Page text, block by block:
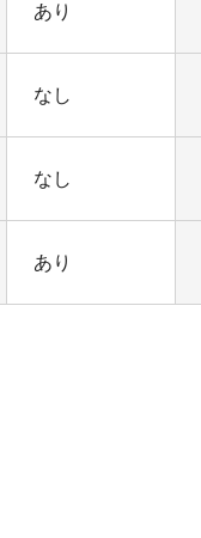
あり
なし
なし
あり